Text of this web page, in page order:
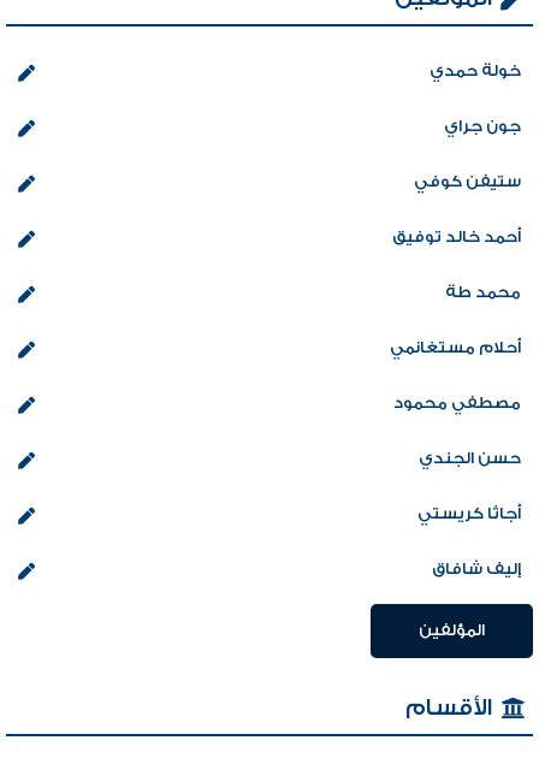
خولة حمدي
جون جراي
ستيفن كوفي
أحمد خالد توفيق
محمد طة
أحلام مستغانمي
مصطفي محمود
حسن الجندي
أجاثا كريستي
إليف شافاق
المؤلفين
الأقسام